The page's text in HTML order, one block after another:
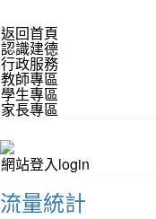
返回首頁
認識建德
行政服務
教師專區
學生專區
家長專區
網站登入login
流量統計